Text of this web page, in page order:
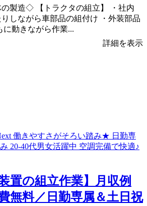
製造◇ 【トラクタの組立】 ・社内
しながら車部品の組付け ・外装部品
動きながら作業...
詳細を表示
置の組立作業】月収例
無料／日勤専属＆土日祝